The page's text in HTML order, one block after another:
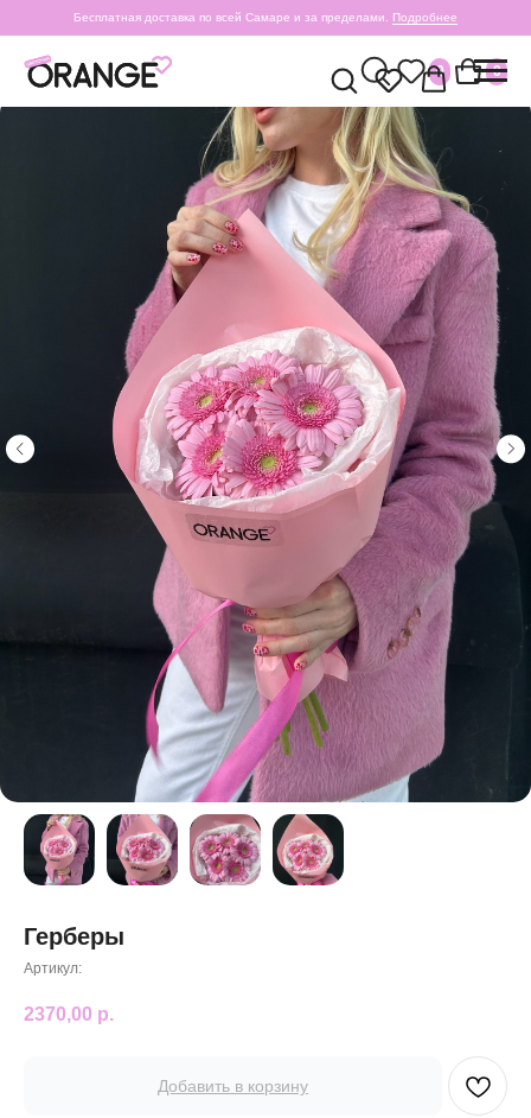
0 0
Бесплатная доставка по всей Самаре и за пределами. Подробнее
Герберы
Артикул:
2370,00 р.
Добавить в корзину